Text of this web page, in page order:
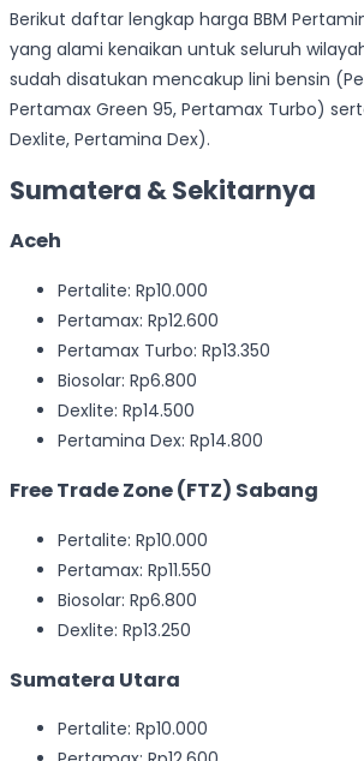
Berikut daftar lengkap harga BBM
yang alami kenaikan untuk seluruh
sudah disatukan mencakup lini bensin
Pertamax Green 95, Pertamax Turbo)
Dexlite, Pertamina Dex).
Sumatera & Sekitarnya
Aceh
Pertalite: Rp10.000
Pertamax: Rp12.600
Pertamax Turbo: Rp13.350
Biosolar: Rp6.800
Dexlite: Rp14.500
Pertamina Dex: Rp14.800
Free Trade Zone (FTZ) Sabang
Pertalite: Rp10.000
Pertamax: Rp11.550
Biosolar: Rp6.800
Dexlite: Rp13.250
Sumatera Utara
Pertalite: Rp10.000